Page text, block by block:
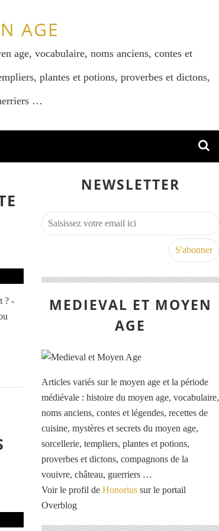
AGE
age, vocabulaire, noms anciens, contes et
plantes et potions, proverbes et dictons,
…
? -
NEWSLETTER
MEDIEVAL ET MOYEN
AGE
Articles variés sur le moyen age et la période
médiévale : histoire du moyen age, vocabulaire,
noms anciens, contes et légendes, recettes de
cuisine, mystères et secrets du moyen age,
sorcellerie, templiers, plantes et potions,
proverbes et dictons, compagnons de la
vouivre, château, guerriers …
Voir le profil de Honorius sur le portail
Overblog